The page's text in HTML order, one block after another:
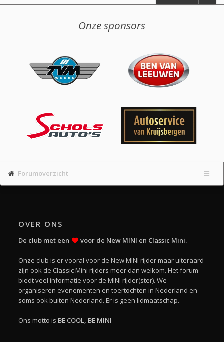
Onze sponsors
Forumoverzicht
OVER ONS
De club met een voor de New MINI en Classic Mini.
Onze club is er vooral voor de New MINI rijder maar uiteraard
zijn ook de Classic Mini rijders meer dan welkom. Het forum
biedt veel informatie voor de MINI rijder(ster). We
organiseren evenementen en toertochten in Nederland en
soms ook buiten Nederland. Er is geen lidmaatschap.
Ons motto is BE COOL, BE MINI